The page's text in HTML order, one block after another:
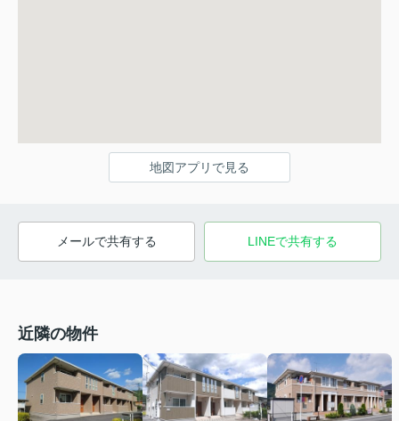
地図アプリで見る
メールで共有する LINEで共有する
近隣の物件